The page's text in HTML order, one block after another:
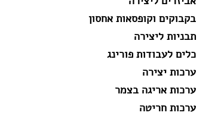
בקבוקים וקופסאות אחסון
תבניות ליצירה
כלים לעבודות פורינג
ערכות יצירה
ערכות אריגה בצמר
ערכות חריטה